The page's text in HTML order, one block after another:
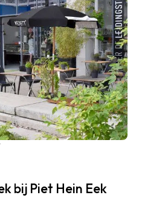
bij Piet Hein Eek